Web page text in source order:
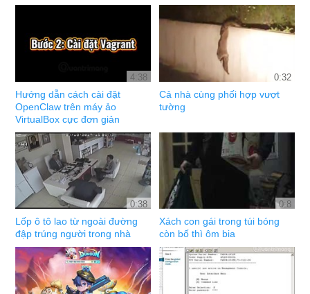
4:38
Hướng dẫn cách cài đặt
OpenClaw trên máy ảo
VirtualBox cực đơn giản
0:32
Cả nhà cùng phối hợp vượt
tường
0:38
Lốp ô tô lao từ ngoài đường
đập trúng người trong nhà
0:8
Xách con gái trong túi bóng
còn bố thì ôm bia